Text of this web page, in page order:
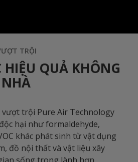
TRỘI
QUẢ KHÔNG
trội Pure Air Technology
hại như formaldehyde,
khác phát sinh từ vật dụng
đồ nội thất và vật liệu xây